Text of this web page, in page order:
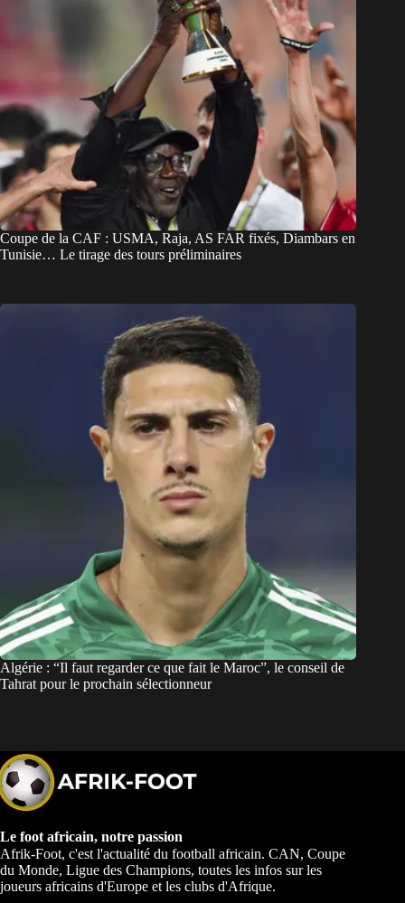
Coupe de la CAF : USMA, Raja, AS FAR fixés, Diambars en
Tunisie… Le tirage des tours préliminaires
Algérie : “Il faut regarder ce que fait le Maroc”, le conseil de
Tahrat pour le prochain sélectionneur
Le foot africain, notre passion
Afrik-Foot, c'est l'actualité du football africain. CAN, Coupe
du Monde, Ligue des Champions, toutes les infos sur les
joueurs africains d'Europe et les clubs d'Afrique.